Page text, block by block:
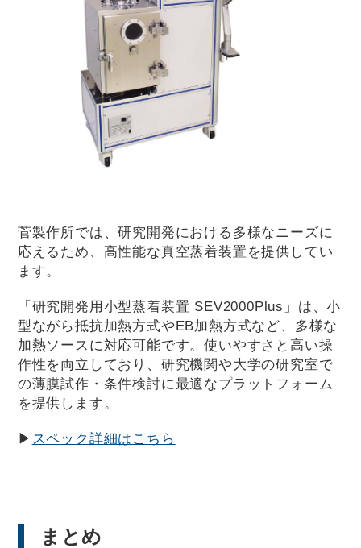
菅製作所では、研究開発における多様なニーズに
応えるため、高性能な真空蒸着装置を提供してい
ます。
「研究開発用小型蒸着装置 SEV2000Plus」は、小
型ながら抵抗加熱方式やEB加熱方式など、多様な
加熱ソースに対応可能です。使いやすさと高い操
作性を両立しており、研究機関や大学の研究室で
の薄膜試作・条件検討に最適なプラットフォーム
を提供します。
▶ スペック詳細はこちら
まとめ